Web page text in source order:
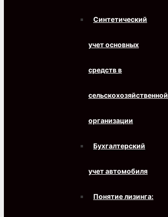
Синтетический
учет основных
средств в
сельскохозяйственной
организации
Бухгалтерский
учет автомобиля
Понятие лизинга: